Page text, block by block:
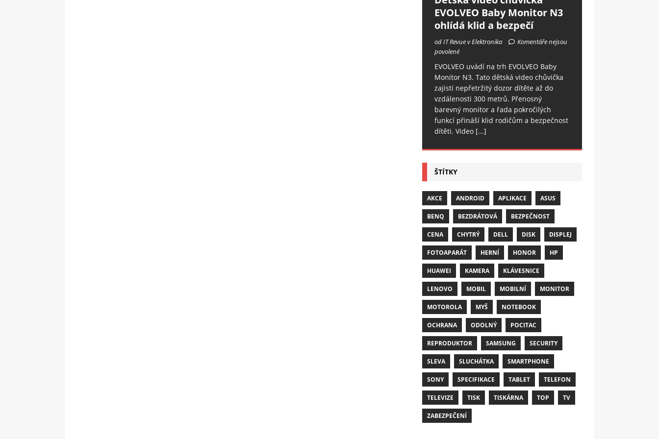
EVOLVEO Baby Monitor N3
ohlídá klid a bezpečí
od IT Revue v Elektronika
Komentáře nejsou
povolené
EVOLVEO uvádí na trh EVOLVEO Baby
Monitor N3. Tato dětská video chůvička
zajistí nepřetržitý dozor dítěte až do
vzdálenosti 300 metrů. Přenosný
barevný monitor a řada pokročilých
funkcí přináší klid rodičům a bezpečnost
dítěti. Video [...]
ŠTÍTKY
AKCE ANDROID APLIKACE ASUS
BENQ BEZDRÁTOVÁ BEZPEČNOST
CENA CHYTRÝ DELL DISK DISPLEJ
FOTOAPARÁT HERNÍ HONOR HP
HUAWEI KAMERA KLÁVESNICE
LENOVO MOBIL MOBILNÍ MONITOR
MOTOROLA MYŠ NOTEBOOK
OCHRANA ODOLNÝ POCITAC
REPRODUKTOR SAMSUNG SECURITY
SLEVA SLUCHÁTKA SMARTPHONE
SONY SPECIFIKACE TABLET TELEFON
TELEVIZE TISK TISKÁRNA TOP TV
ZABEZPEČENÍ